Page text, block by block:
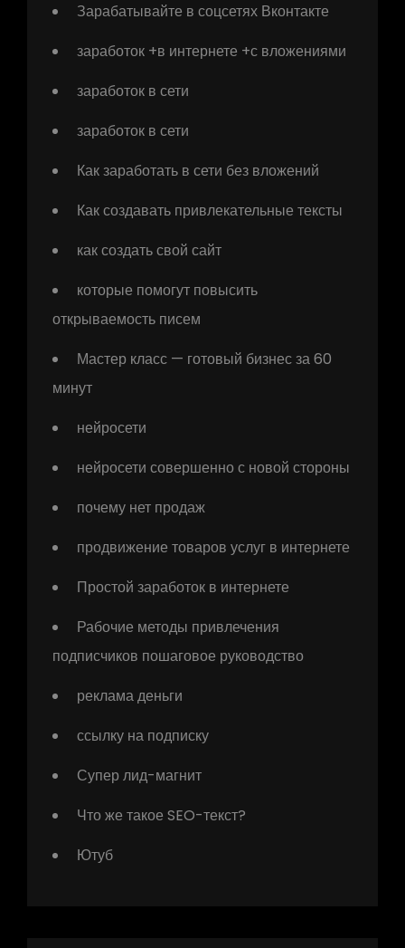
Зарабатывайте в соцсетях Вконтакте
заработок +в интернете +с вложениями
заработок в сети
заработок в сети
Как заработать в сети без вложений
Как создавать привлекательные тексты
как создать свой сайт
которые помогут повысить
открываемость писем
Мастер класс — готовый бизнес за 60
минут
нейросети
нейросети совершенно с новой стороны
почему нет продаж
продвижение товаров услуг в интернете
Простой заработок в интернете
Рабочие методы привлечения
подписчиков пошаговое руководство
реклама деньги
ссылку на подписку
Супер лид-магнит
Что же такое SEO-текст?
Ютуб